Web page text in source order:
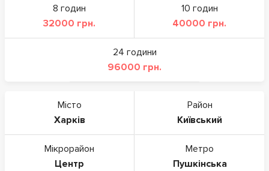
8 годин
32000 грн.
10 годин
40000 грн.
24 години
96000 грн.
Місто
Харків
Район
Київський
Мікрорайон
Центр
Метро
Пушкінська